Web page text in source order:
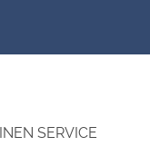
SERVICE